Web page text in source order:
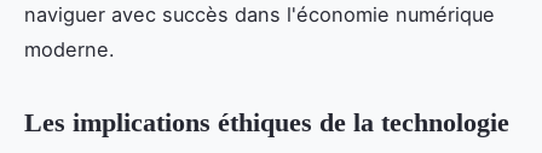
naviguer avec succès dans l'économie numérique
moderne.
Les implications éthiques de la technologie